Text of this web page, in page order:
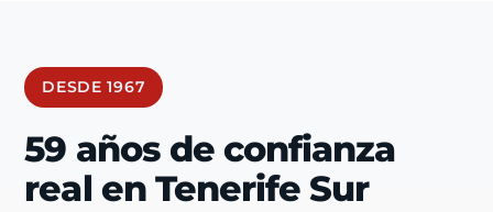
DESDE 1967
59 años de confianza
real en Tenerife Sur